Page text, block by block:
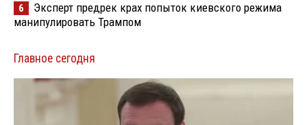
6
Эксперт предрек крах попыток киевского режима
манипулировать Трампом
Главное сегодня